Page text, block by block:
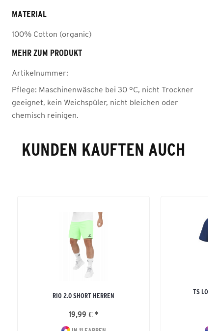
MATERIAL
100% Cotton (organic)
MEHR ZUM PRODUKT
Artikelnummer:
Pflege: Maschinenwäsche bei 30 °C, nicht Trockner
geeignet, kein Weichspüler, nicht bleichen oder
chemisch reinigen.
KUNDEN KAUFTEN AUCH
RIO 2.0 SHORT HERREN
19,99 € *
TS LOGO